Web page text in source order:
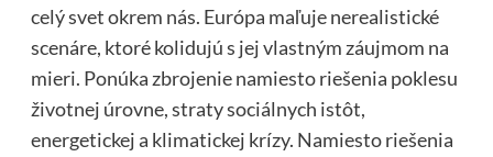
celý svet okrem nás. Európa maľuje nerealistické
scenáre, ktoré kolidujú s jej vlastným záujmom na
mieri. Ponúka zbrojenie namiesto riešenia poklesu
životnej úrovne, straty sociálnych istôt,
energetickej a klimatickej krízy. Namiesto riešenia